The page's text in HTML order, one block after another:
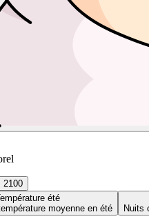
2100
été
moyenne en été
Nuits